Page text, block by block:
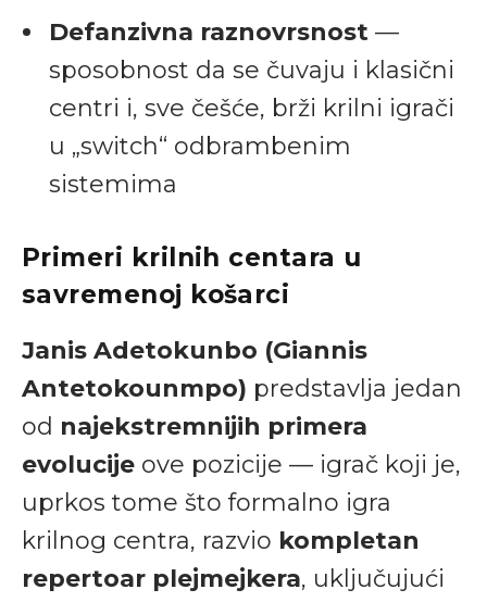
Defanzivna raznovrsnost —
sposobnost da se čuvaju i klasični
centri i, sve češće, brži krilni igrači
u „switch“ odbrambenim
sistemima
Primeri krilnih centara u
savremenoj košarci
Janis Adetokunbo (Giannis
Antetokounmpo) predstavlja jedan
od najekstremnijih primera
evolucije ove pozicije — igrač koji je,
uprkos tome što formalno igra
krilnog centra, razvio kompletan
repertoar plejmejkera, uključujući